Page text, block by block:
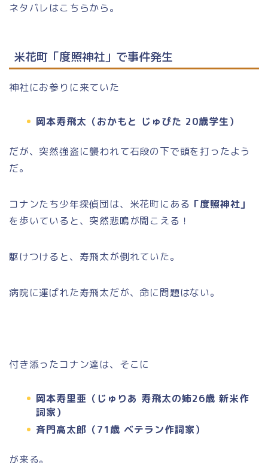
ネタバレはこちらから。
米花町「度照神社」で事件発生
神社にお参りに来ていた
岡本寿飛太（おかもと じゅぴた 20歳学生）
だが、突然強盗に襲われて石段の下で頭を打ったよう
だ。
コナンたち少年探偵団は、米花町にある 「度照神社」
を歩いていると、突然悲鳴が聞こえる！
駆けつけると、寿飛太が倒れていた。
病院に運ばれた寿飛太だが、命に問題はない。
付き添ったコナン達は、そこに
岡本寿里亜（じゅりあ 寿飛太の姉26歳 新米作
詞家）
斉門高太郎（71歳 ベテラン作詞家）
が来る。